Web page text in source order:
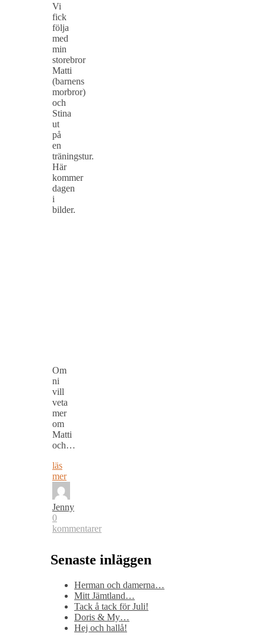
Vi
fick
följa
med
min
storebror
Matti
(barnens
morbror)
och
Stina
ut
på
en
träningstur.
Här
kommer
dagen
i
bilder.
Om
ni
vill
veta
mer
om
Matti
och…
läs
mer
Jenny
0
kommentarer
Senaste inläggen
Herman och damerna…
Mitt Jämtland…
Tack å tack för Juli!
Doris & My…
Hej och hallå!